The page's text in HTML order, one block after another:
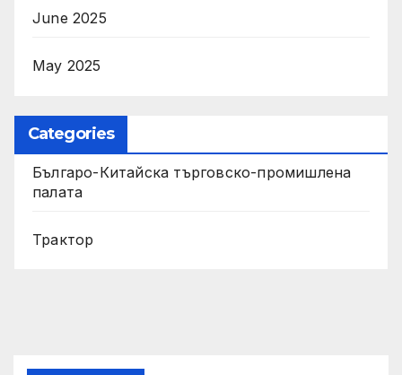
June 2025
May 2025
Categories
Българо-Китайска търговско-промишлена
палата
Трактор